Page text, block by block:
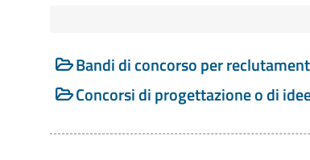
Cerca tra i Bandi di
Titolo
Bandi di concorso per
Concorsi di progettazione o di